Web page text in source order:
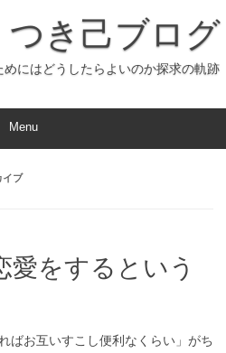
き己ブログ
にはどうしたらよいのか探求の軌跡
Menu
イブ
愛をするという
ばお互いすこし便利なくらい」がち